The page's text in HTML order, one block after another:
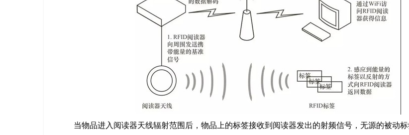
当物品进入阅读器天线辐射范围后，物品上的标签接收到阅读器发出的射频信号，无源的被动标